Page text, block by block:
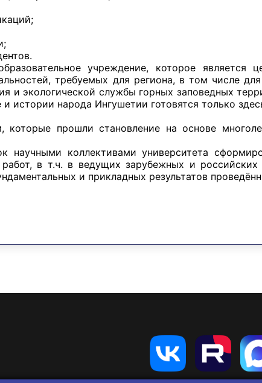
учреждение, которое является
требуемых для региона, в том числе
и экологической службы горных заповедных
истории народа Ингушетии готовятся только
прошли становление на основе
научными коллективами университета
в т.ч. в ведущих зарубежных и российских
и прикладных результатов